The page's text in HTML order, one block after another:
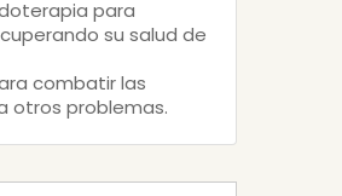
para
su salud de
combatir las
otros problemas.